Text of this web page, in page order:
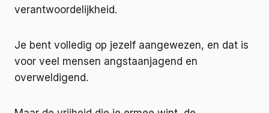
verantwoordelijkheid.
Je bent volledig op jezelf aangewezen, en dat is
voor veel mensen angstaanjagend en
overweldigend.